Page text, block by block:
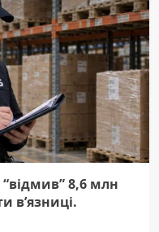
8,6 млн
в’язниці.